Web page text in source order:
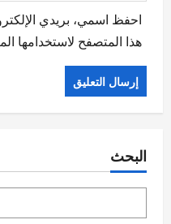
احفظ اسمي، بريدي
هذا المتصفح لاستخدامها
البحث